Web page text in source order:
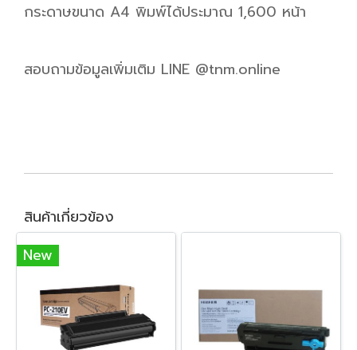
กระดาษขนาด A4 พิมพ์ได้ประมาณ 1,600 หน้า
สอบถามข้อมูลเพิ่มเติม LINE @tnm.online
สินค้าเกี่ยวข้อง
New